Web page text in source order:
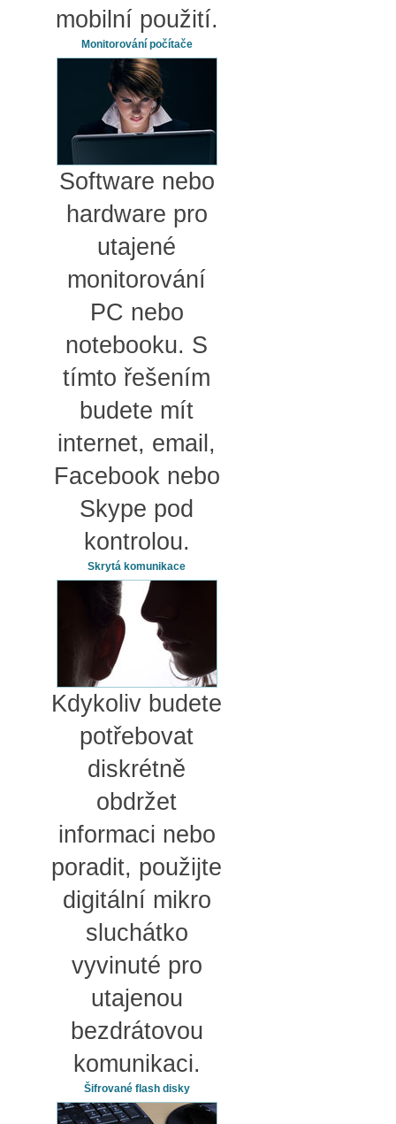
mobilní použití.
Monitorování počítače
Software nebo
hardware pro
utajené
monitorování
PC nebo
notebooku. S
tímto řešením
budete mít
internet, email,
Facebook nebo
Skype pod
kontrolou.
Skrytá komunikace
Kdykoliv budete
potřebovat
diskrétně
obdržet
informaci nebo
poradit, použijte
digitální mikro
sluchátko
vyvinuté pro
utajenou
bezdrátovou
komunikaci.
Šifrované flash disky